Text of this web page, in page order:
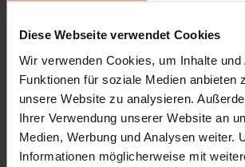
Diese Webseite verwendet Cookies
Wir verwenden Cookies, um Inhalte
Funktionen für soziale Medien anbieten
unsere Website zu analysieren.
Ihrer Verwendung unserer Website an
Medien, Werbung und Analysen weiter.
Informationen möglicherweise mit
Laisser un
Vous devezvous connecterpour
commentaire.